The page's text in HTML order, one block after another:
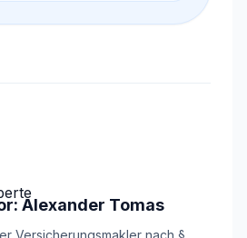
Alexander Tomas
Versicherungsmakler nach §